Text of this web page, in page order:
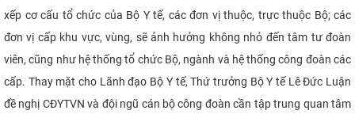
xếp cơ cấu tổ chức của Bộ Y tế, các đơn vị thuộc, trực thuộc Bộ; các
đơn vị cấp khu vực, vùng, sẽ ảnh hưởng không nhỏ đến tâm tư đoàn
viên, cũng như hệ thống tổ chức Bộ, ngành và hệ thống công đoàn các
cấp. Thay mặt cho Lãnh đạo Bộ Y tế, Thứ trưởng Bộ Y tế Lê Đức Luận
đề nghị CĐYTVN và đội ngũ cán bộ công đoàn cần tập trung quan tâm